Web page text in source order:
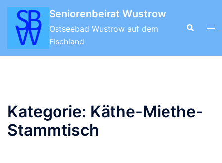
Zum
Inhalt
springen
Seniorenbeirat Wustrow
Ostseebad Wustrow auf dem
Fischland
Suche
Kategorie: Käthe-Miethe-
Stammtisch